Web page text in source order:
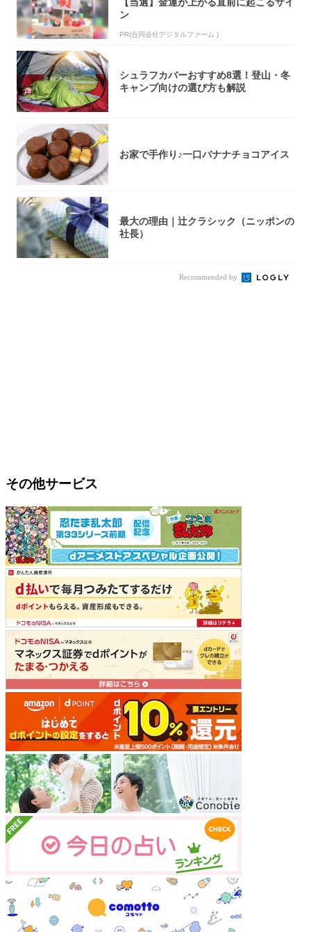
【当選】金運が上がる直前に起こるサイ
ン
PR(合同会社デジタルファーム )
シュラフカバーおすすめ8選！登山・冬
キャンプ向けの選び方も解説
お家で手作り♪一口バナナチョコアイス
最大の理由｜辻クラシック（ニッポンの
社長）
Recommended by
その他サービス